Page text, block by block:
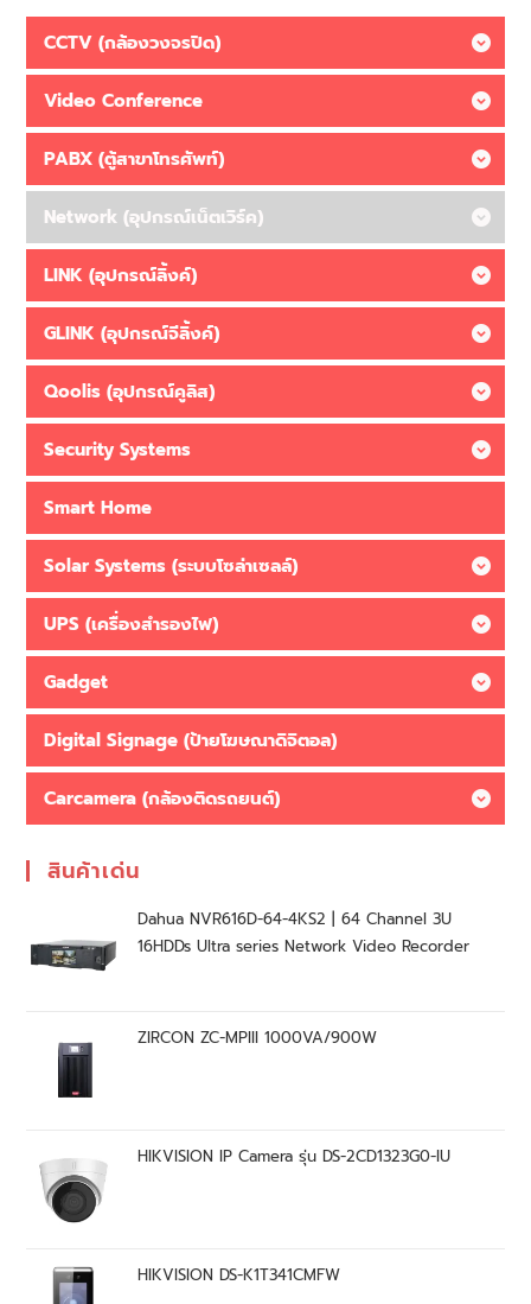
CCTV (กล้องวงจรปิด)
Video Conference
PABX (ตู้สาขาโทรศัพท์)
Network (อุปกรณ์เน็ตเวิร์ค)
LINK (อุปกรณ์ลิ้งค์)
GLINK (อุปกรณ์จีลิ้งค์)
Qoolis (อุปกรณ์คูลิส)
Security Systems
Smart Home
Solar Systems (ระบบโซล่าเซลล์)
UPS (เครื่องสำรองไฟ)
Gadget
Digital Signage (ป้ายโฆษณาดิจิตอล)
Carcamera (กล้องติดรถยนต์)
สินค้าเด่น
Dahua NVR616D-64-4KS2 | 64 Channel 3U
16HDDs Ultra series Network Video Recorder
ZIRCON ZC-MPIII 1000VA/900W
HIKVISION IP Camera รุ่น DS-2CD1323G0-IU
HIKVISION DS-K1T341CMFW